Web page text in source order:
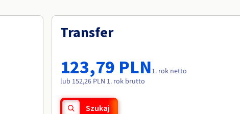
Transfer
123,79 PLN1. rok netto
lub 152,26 PLN 1. rok brutto
Szukaj